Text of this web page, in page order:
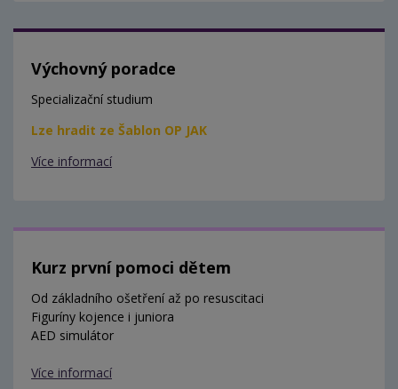
Výchovný poradce
Specializační studium
Lze hradit ze Šablon OP JAK
Více informací
Kurz první pomoci dětem
Od základního ošetření až po resuscitaci
Figuríny kojence i juniora
AED simulátor
Více informací